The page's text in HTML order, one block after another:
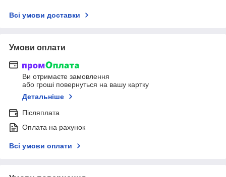
Всі умови доставки
Умови оплати
Ви отримаєте замовлення
або гроші повернуться на вашу картку
Детальніше
Післяплата
Оплата на рахунок
Всі умови оплати